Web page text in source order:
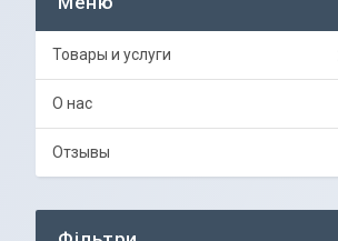
Товары и услуги
О нас
Отзывы